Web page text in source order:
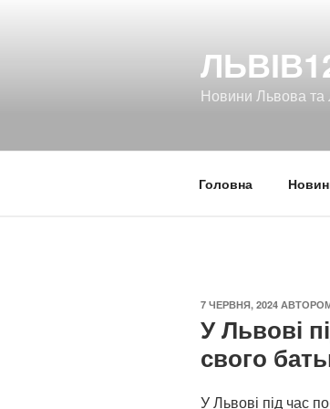
Новини Львова та
Головна
ОПУБЛІКОВАНО
7 ЧЕРВНЯ, 2024
У Львові
свого
У Львові під час